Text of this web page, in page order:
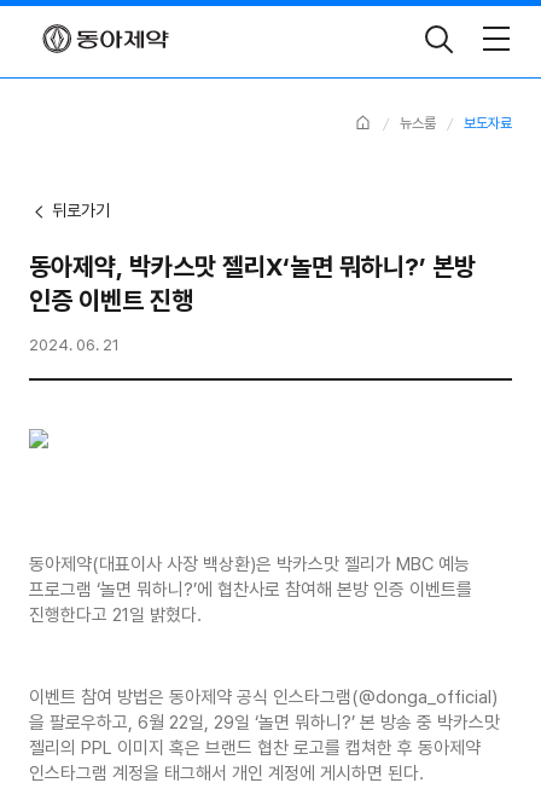
Toggle
Search
Home 뉴스룸 보도자료
뒤로가기
동아제약, 박카스맛 젤리X‘놀면 뭐하니?’ 본방
인증 이벤트 진행
2024. 06. 21
동아제약(대표이사 사장 백상환)은 박카스맛 젤리가 MBC 예능
프로그램 ‘놀면 뭐하니?’에 협찬사로 참여해 본방 인증 이벤트를
진행한다고 21일 밝혔다.
이벤트 참여 방법은 동아제약 공식 인스타그램(@donga_official)
을 팔로우하고, 6월 22일, 29일 ‘놀면 뭐하니?’ 본 방송 중 박카스맛
젤리의 PPL 이미지 혹은 브랜드 협찬 로고를 캡쳐한 후 동아제약
인스타그램 계정을 태그해서 개인 계정에 게시하면 된다.